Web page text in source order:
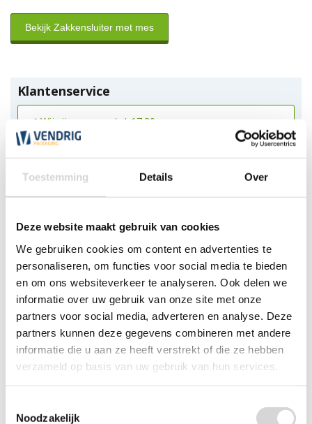
Toestemming Details Over
Deze website maakt gebruik van cookies
We gebruiken cookies om content en advertenties te
personaliseren, om functies voor social media te bieden
en om ons websiteverkeer te analyseren. Ook delen we
informatie over uw gebruik van onze site met onze
partners voor social media, adverteren en analyse. Deze
partners kunnen deze gegevens combineren met andere
informatie die u aan ze heeft verstrekt of die ze hebben
verzameld op basis van uw gebruik van hun services.
Noodzakelijk
Bekijk Zakkensluiter met mes
Klantenservice
Wij zijn nu open tot 17:30 uur
0348 4791 95
Chat
WhatsApp 0348 479195
Mailen
Offerte aanvragen